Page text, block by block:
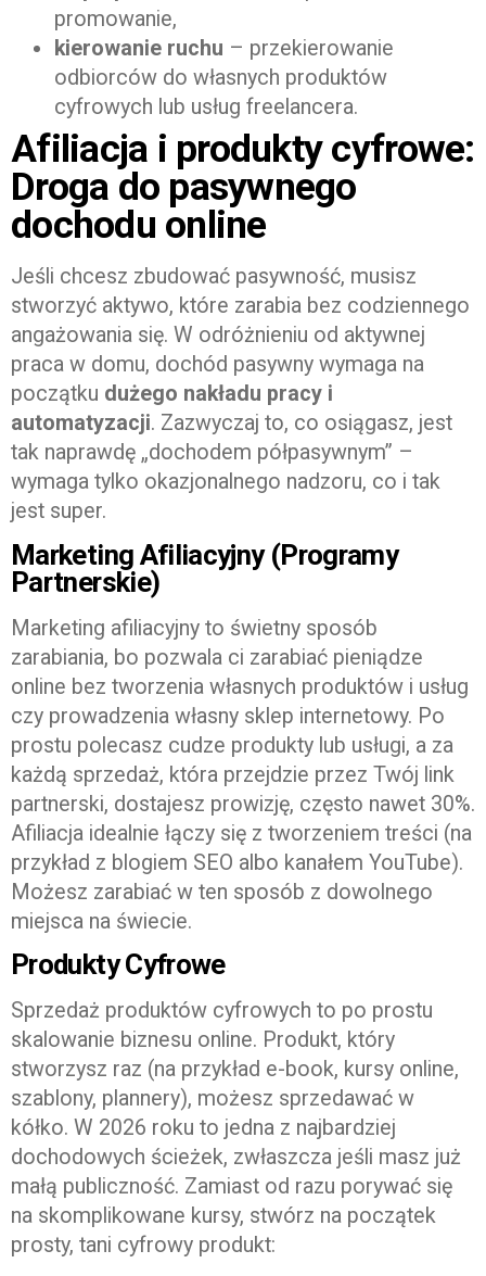
promowanie,
kierowanie ruchu – przekierowanie
odbiorców do własnych produktów
cyfrowych lub usług freelancera.
Afiliacja i produkty cyfrowe:
Droga do pasywnego
dochodu online
Jeśli chcesz zbudować pasywność, musisz
stworzyć aktywo, które zarabia bez codziennego
angażowania się. W odróżnieniu od aktywnej
praca w domu, dochód pasywny wymaga na
początku dużego nakładu pracy i
automatyzacji. Zazwyczaj to, co osiągasz, jest
tak naprawdę „dochodem półpasywnym” –
wymaga tylko okazjonalnego nadzoru, co i tak
jest super.
Marketing Afiliacyjny (Programy
Partnerskie)
Marketing afiliacyjny to świetny sposób
zarabiania, bo pozwala ci zarabiać pieniądze
online bez tworzenia własnych produktów i usług
czy prowadzenia własny sklep internetowy. Po
prostu polecasz cudze produkty lub usługi, a za
każdą sprzedaż, która przejdzie przez Twój link
partnerski, dostajesz prowizję, często nawet 30%.
Afiliacja idealnie łączy się z tworzeniem treści (na
przykład z blogiem SEO albo kanałem YouTube).
Możesz zarabiać w ten sposób z dowolnego
miejsca na świecie.
Produkty Cyfrowe
Sprzedaż produktów cyfrowych to po prostu
skalowanie biznesu online. Produkt, który
stworzysz raz (na przykład e-book, kursy online,
szablony, plannery), możesz sprzedawać w
kółko. W 2026 roku to jedna z najbardziej
dochodowych ścieżek, zwłaszcza jeśli masz już
małą publiczność. Zamiast od razu porywać się
na skomplikowane kursy, stwórz na początek
prosty, tani cyfrowy produkt: